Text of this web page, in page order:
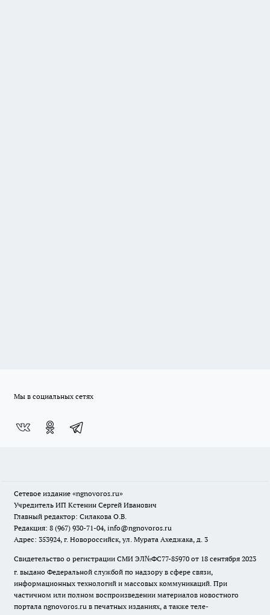
Мы в социальных сетях
Сетевое издание «ngnovoros.ru»
Учредитель ИП Кстенин Сергей Иванович
Главный редактор: Силакова О.В.
Редакция: 8 (967) 930-71-04, info@ngnovoros.ru
Адрес: 353924, г. Новороссийск, ул. Мурата Ахеджака, д. 3
Свидетельство о регистрации СМИ ЭЛ№ФС77-85970 от 18 сентября 2023
г. выдано Федеральной службой по надзору в сфере связи,
информационных технологий и массовых коммуникаций. При
частичном или полном воспроизведении материалов новостного
портала ngnovoros.ru в печатных изданиях, а также теле-